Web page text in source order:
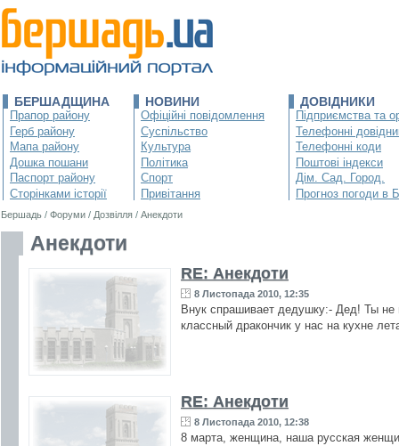
БЕРШАДЩИНА
Прапор району
Герб району
Мапа району
Дошка пошани
Паспорт району
Сторінками історії
НОВИНИ
Офіційні повідомлення
Суспільство
Культура
Політика
Спорт
Привітання
ДОВІДНИКИ
Підприємства та
Телефонні
Телефонні коди
Поштові індекси
Дім. Сад. Город.
Прогноз погоди в
Бершадь / Форуми / Дозвілля / Анекдоти
Анекдоти
RE: Анекдоти
8 Листопада 2010, 12:35
Внук спрашивает дедушку:- Дед! Ты не
классный дракончик у нас на кухне
RE: Анекдоти
8 Листопада 2010, 12:38
8 маpта, женщина, наша pусская